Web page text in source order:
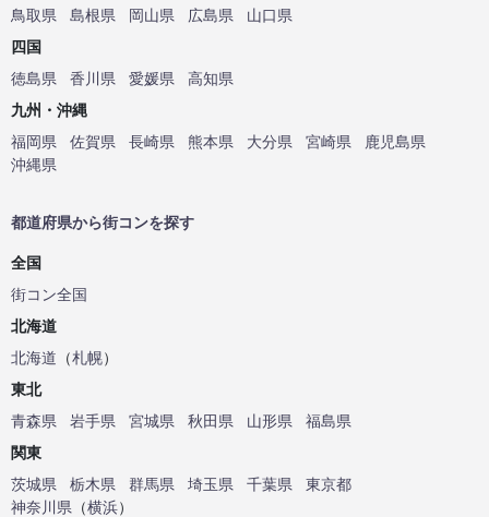
鳥取県
島根県 岡山県 広島県
山口県
四国
徳島県
香川県 愛媛県
高知県
九州・沖縄
福岡県
佐賀県 長崎県 熊本県 大分県 宮崎県
鹿児島県
沖縄県
都道府県から街コンを探す
全国
街コン全国
北海道
北海道 （札幌）
東北
青森県
岩手県 宮城県 秋田県 山形県
福島県
関東
茨城県
栃木県 群馬県 埼玉県 千葉県
東京都
神奈川県 （横浜）